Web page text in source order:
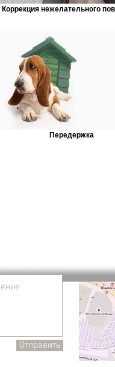
Коррекция нежелательного
Передержка
Отправить